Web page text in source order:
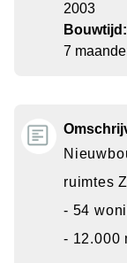
2003
Bouwtijd:
7
ruimtes
- 54
- 12.000